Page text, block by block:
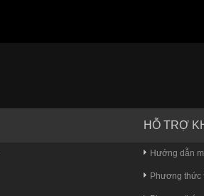
HỖ TRỢ
Hướng dẫn
Phương thức